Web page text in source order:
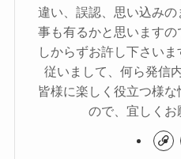
違い、誤認、思い込み
事も有るかと思います
しからずお許し下さいま
従いまして、何ら発信
皆様に楽しく役立つ様
ので、宜しくお